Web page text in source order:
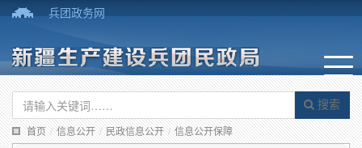
兵团政务网
搜索
首页 / 信息公开 / 民政信息公开 / 信息公开保障